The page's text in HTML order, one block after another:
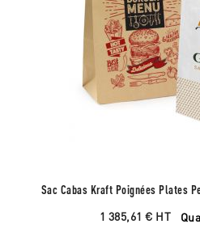
Sac Cabas Kraft Poignées Plates
1 385,61 € HT